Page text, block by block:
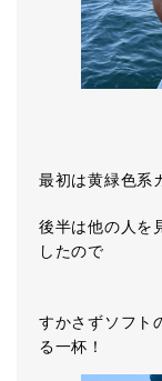
最初は黄緑色系
後半は他の人を
したので
すかさずソフト
る一杯！